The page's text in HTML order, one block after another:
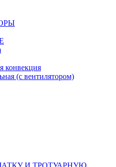
конвекция
(с вентилятором)